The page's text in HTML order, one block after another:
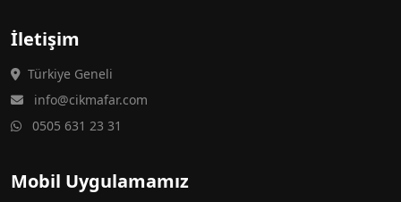
İletişim
Türkiye Geneli
info@cikmafar.com
0505 631 23 31
Mobil Uygulamamız